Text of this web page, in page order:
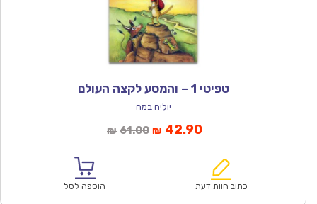
טפיטי 1 – והמסע לקצה העולם
יוליה במה
₪ 61.00המחיר
₪61.00.
₪ 42.90המחיר
הוא:
כתוב חוות דעת הוספה לסל